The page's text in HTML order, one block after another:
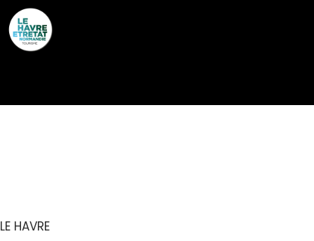
LE HAVRE
Cookies management panel